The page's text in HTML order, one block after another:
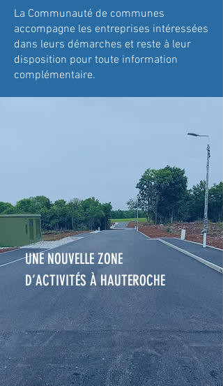
La Communauté de communes
accompagne les entreprises intéressées
dans leurs démarches et reste à leur
disposition pour toute information
complémentaire.
UNE NOUVELLE ZONE
D’ACTIVITÉS À HAUTEROCHE